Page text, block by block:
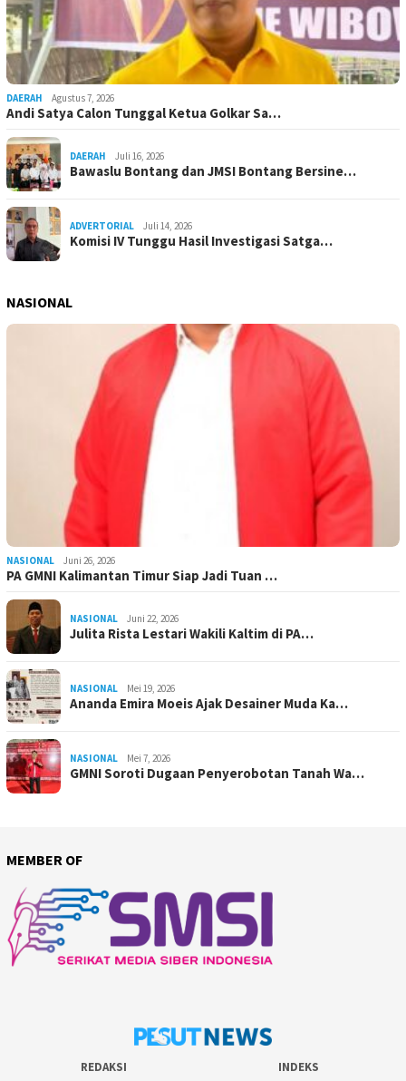
DAERAH Agustus 7, 2026
Andi Satya Calon Tunggal Ketua Golkar Sa…
DAERAH Juli 16, 2026
Bawaslu Bontang dan JMSI Bontang Bersine…
ADVERTORIAL Juli 14, 2026
Komisi IV Tunggu Hasil Investigasi Satga…
NASIONAL
NASIONAL Juni 26, 2026
PA GMNI Kalimantan Timur Siap Jadi Tuan …
NASIONAL Juni 22, 2026
Julita Rista Lestari Wakili Kaltim di PA…
NASIONAL Mei 19, 2026
Ananda Emira Moeis Ajak Desainer Muda Ka…
NASIONAL Mei 7, 2026
GMNI Soroti Dugaan Penyerobotan Tanah Wa…
MEMBER OF
REDAKSI INDEKS